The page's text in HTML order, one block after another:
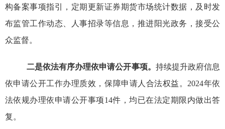
构备案事项指引，定期更新证券期货市场统计数据，及时发
布监管工作动态、人事招录等信息，推进阳光政务，接受公
众监督。
二是依法有序办理依申请公开事项。 持续提升政府信息
依申请公开工作办理质效，保障申请人合法权益。2024年依
法依规办理依申请公开事项14件，均已在法定期限内做出答
复。